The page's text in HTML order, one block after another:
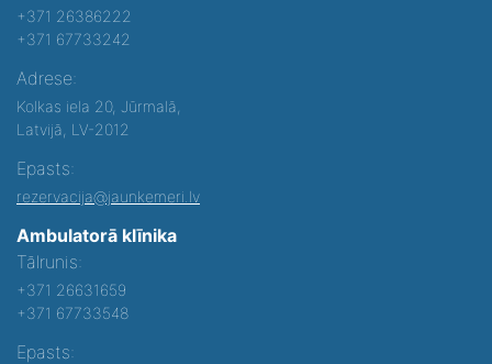
+371 26386222
+371 67733242
Adrese:
Kolkas iela 20, Jūrmalā,
Latvijā, LV-2012
Epasts:
rezervacija@jaunkemeri.lv
Ambulatorā klīnika
Tālrunis:
+371 26631659
+371 67733548
Epasts: